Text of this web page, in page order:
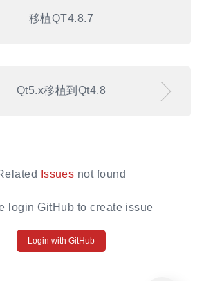
移植QT4.8.7
Qt5.x移植到Qt4.8
Issues not found
login GitHub to create issue
Login with GitHub